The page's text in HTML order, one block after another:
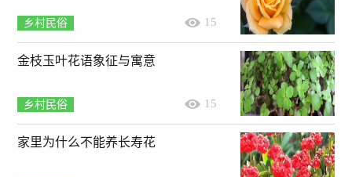
乡村民俗 15
金枝玉叶花语象征与寓意
乡村民俗 15
家里为什么不能养长寿花